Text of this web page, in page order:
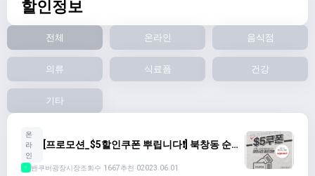
할인정보
전체 온라인 음식점
의류 식료품 건강
기타
온
라
인
[프로모션_$5할인쿠폰 뿌립니다❗️] 북창동 순두
1 밴쿠버광장시장조회수 1667추천 02023.06.01